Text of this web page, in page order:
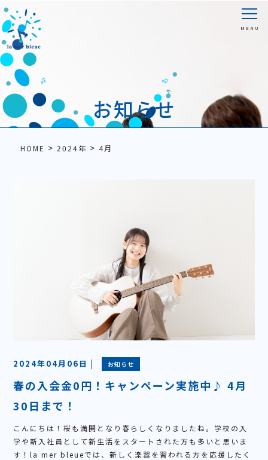
お知らせ
HOME > 2024年 > 4月
2024年04月06日 | お知らせ
春の入会金0円！キャンペーン実施中♪ 4月
30日まで！
こんにちは！桜も満開となり春らしくなりましたね。学校の入
学や新入社員として新生活をスタートされた方も多いと思いま
す！la mer bleueでは、新しく楽器を習われる方を応援したく